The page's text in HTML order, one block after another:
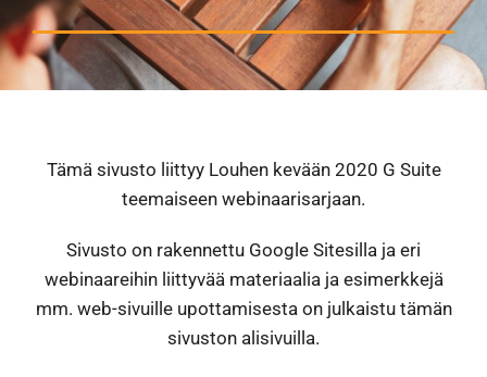
Tämä sivusto liittyy Louhen kevään 2020 G Suite
teemaiseen webinaarisarjaan.
Sivusto on rakennettu Google Sitesilla ja eri
webinaareihin liittyvää materiaalia ja esimerkkejä
mm. web-sivuille upottamisesta on julkaistu tämän
sivuston alisivuilla.